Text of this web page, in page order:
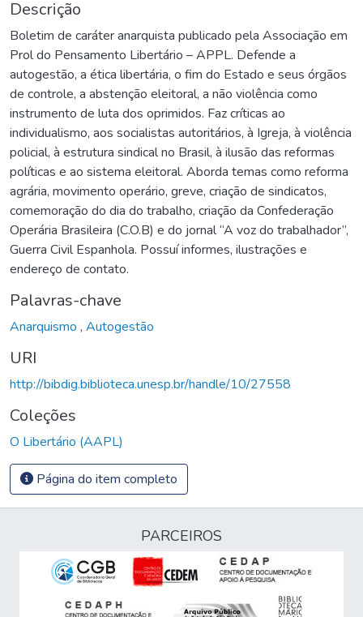
Descrição
Boletim de caráter anarquista publicado pela Associação em
Prol do Pensamento Libertário – APPL. Defende a
autogestão, a ética libertária, o fim do Estado e seus órgãos
de controle, a abstenção eleitoral, a não violência como
instrumento de luta dos oprimidos. Faz críticas ao
individualismo, aos socialistas autoritários, à Igreja, à violência
policial, à estrutura sindical no Brasil, à ilusão das reformas
políticas e ao sistema eleitoral. Aborda temas como reforma
agrária, movimento operário, greve, criação de sindicatos,
comemoração do dia do trabalho, criação da Confederação
Operária Brasileira (C.O.B) e do jornal “A voz do trabalhador”,
Guerra Civil Espanhola. Possuí informes, ilustrações e
endereço de contato.
Palavras-chave
Anarquismo , Autogestão
URI
http://bibdig.biblioteca.unesp.br/handle/10/27558
Coleções
O Libertário (AAPL)
Página do item completo
PARCEIROS